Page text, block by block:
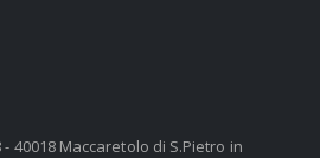
40018 Maccaretolo di S.Pietro in